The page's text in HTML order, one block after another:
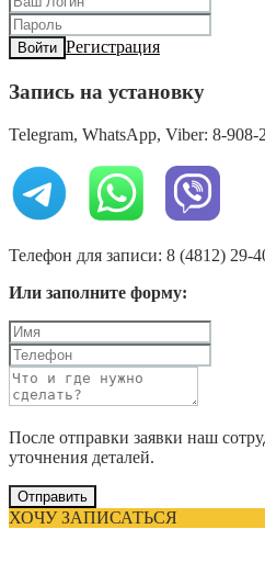
Войти Регистрация
Запись на установку
Telegram, WhatsApp, Viber: 8-908-
Телефон для записи: 8 (4812) 29-
Или заполните форму:
После отправки заявки наш
уточнения деталей.
Отправить
ХОЧУ ЗАПИСАТЬСЯ